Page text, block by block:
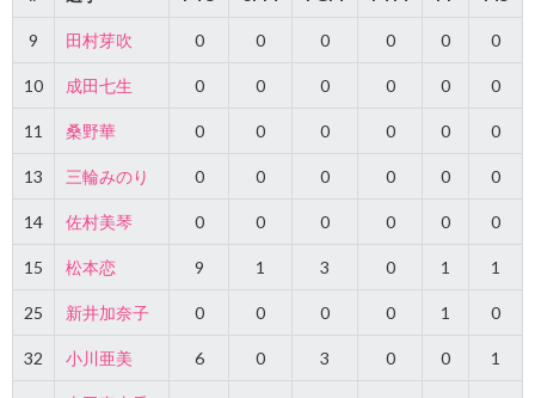
9 田村芽吹 0 0 0 0 0 0
10 成田七生 0 0 0 0 0 0
11 桑野華 0 0 0 0 0 0
13 三輪みのり 0 0 0 0 0 0
14 佐村美琴 0 0 0 0 0 0
15 松本恋 9 1 3 0 1 1
25 新井加奈子 0 0 0 0 1 0
32 小川亜美 6 0 3 0 0 1